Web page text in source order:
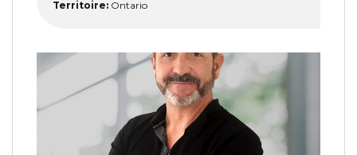
Territoire: Ontario